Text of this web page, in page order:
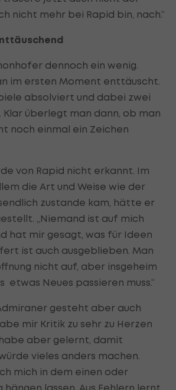
nicht mehr bei Rapid bin, nach.“
dennoch ein wenig.
im ersten Moment enttäuscht.
absolviert und dabei zwei
Klar überlegt man dann, ob man
noch einmal ein Zeichen
von Rapid nicht erkannt. Im
die Art und Weise wie der
zustande kam, hätte er
„Niemand ist auf mich
hat mir gesagt, was für Ideen
ist auch ausgeblieben. Man
nicht auf, aber insgeheim
etwas Neues passieren muss.“
gesteht aber auch
mir Kritik zu sehr zu Herzen
aber gelernt, damit
vieles anders machen.
mich in dem einen oder
hängen lassen. Aus Fehlern lernt